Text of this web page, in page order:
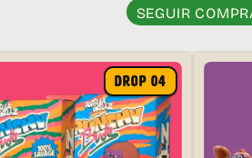
SEGUIR
DROP 04